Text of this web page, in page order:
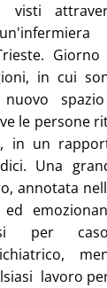
visti
in cui
le persone
in un
Una
annotata
per
lavoro